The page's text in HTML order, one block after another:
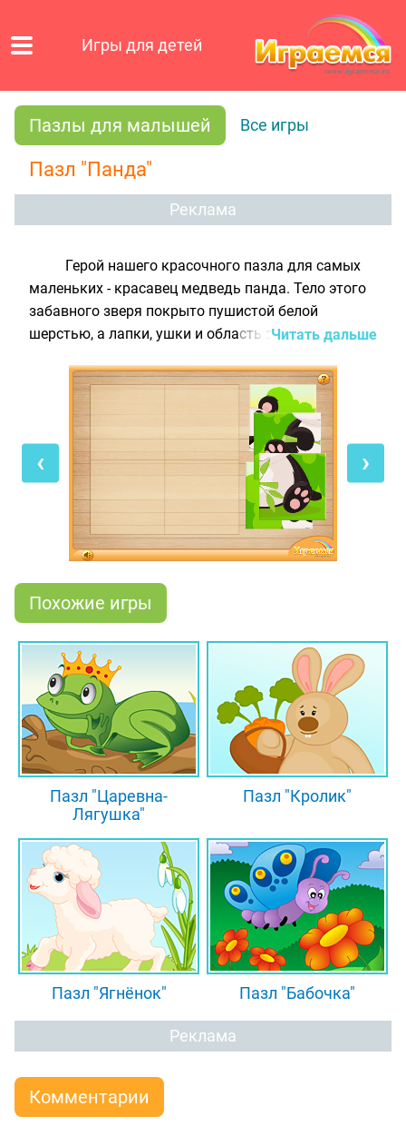
Игры для детей
Пазлы для малышей Все игры
Пазл "Панда"
Реклама
Герой нашего красочного пазла для самых
маленьких - красавец медведь панда. Тело этого
забавного зверя покрыто пушистой белой
шерстью, а лапки, ушки и область вокруг глазок
основном стеблями и корнями бамбука. Итак,
скорее приступай к игре! Перемещай
разбросанные квадратики пазла в нужные места
на желтом поле, и в итоге у тебя получится
готовая картинка с изображением бамбукового
медведя. А если ты уже без труда складываешь
пазлы для малышей, то обязательно загляни в
наш раздел с большими играми-пазлами!
Читать дальше
‹ ›
Похожие игры
Пазл "Царевна-
Лягушка"
Пазл "Кролик"
Пазл "Ягнёнок" Пазл "Бабочка"
Реклама
Комментарии